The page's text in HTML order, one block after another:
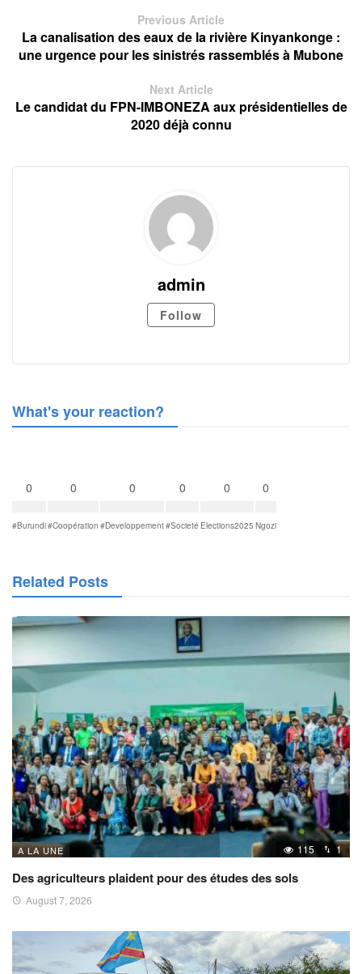
Previous Article
La canalisation des eaux de la rivière Kinyankonge :
une urgence pour les sinistrés rassemblés à Mubone
Next Article
Le candidat du FPN-IMBONEZA aux présidentielles de
2020 déjà connu
admin
Follow
What's your reaction?
0
#Burundi
0
#Coopération
0
#Developpement
0
#Societé
0
Elections2025
0
Ngozi
Related Posts
A LA UNE 115 1
Des agriculteurs plaident pour des études des sols
August 7, 2026